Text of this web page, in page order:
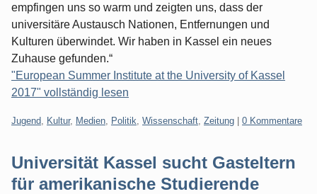
empfingen uns so warm und zeigten uns, dass der
universitäre Austausch Nationen, Entfernungen und
Kulturen überwindet. Wir haben in Kassel ein neues
Zuhause gefunden.“
"European Summer Institute at the University of Kassel
2017" vollständig lesen
Kategorien:
Jugend Kultur, Medien Politik Wissenschaft Zeitung 0 Kommentare
Universität Kassel sucht Gasteltern
für amerikanische Studierende